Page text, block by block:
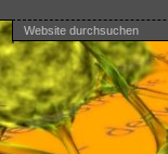
Direkt
zum
Inhalt
|
Direkt
zur
Navigation
Benutzerspezifische
Werkzeuge
Website durchsuchen
Erweiterte
Suche…
Bereiche